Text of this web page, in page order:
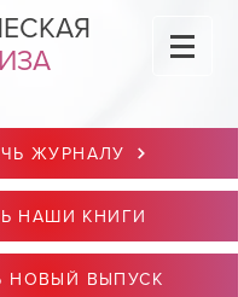
ЖУРНАЛУ
НАШИ КНИГИ
НОВЫЙ ВЫПУСК